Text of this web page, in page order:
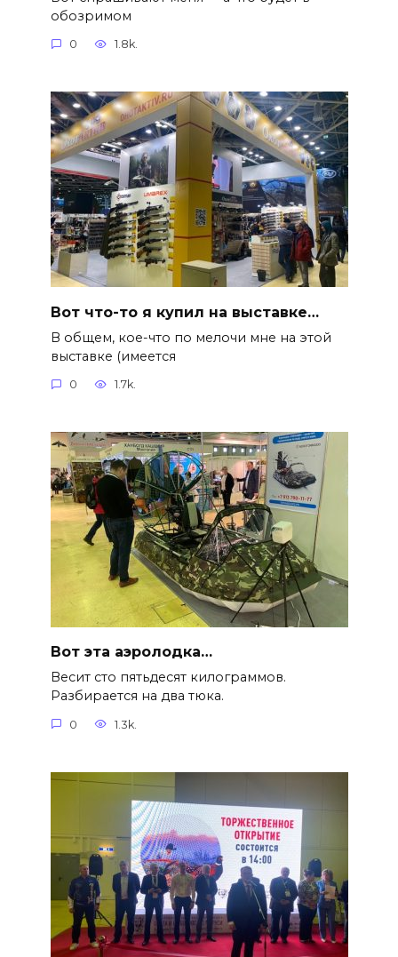
обозримом
0 1.8k.
Вот что-то я купил на выставке…
В общем, кое-что по мелочи мне на этой
выставке (имеется
0 1.7k.
Вот эта аэролодка…
Весит сто пятьдесят килограммов.
Разбирается на два тюка.
0 1.3k.